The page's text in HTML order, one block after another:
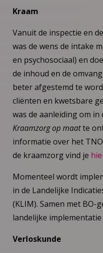
Kraam
Vanuit de inspectie en
was de wens de intake
en psychosociaal) en
de inhoud en de
beter afgestemd te
cliënten en kwetsbare
was de aanleiding om in
Kraamzorg op maatte
informatie over het
de kraamzorg vind je
Momenteel wordt
in de Landelijke
(KLIM). Samen met
landelijke
Verloskunde